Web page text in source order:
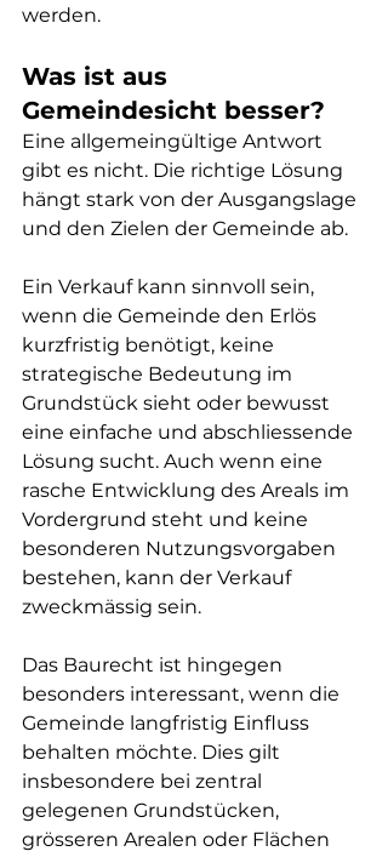
werden.
Was ist aus
Gemeindesicht besser?
Eine allgemeingültige Antwort
gibt es nicht. Die richtige Lösung
hängt stark von der Ausgangslage
und den Zielen der Gemeinde ab.
Ein Verkauf kann sinnvoll sein,
wenn die Gemeinde den Erlös
kurzfristig benötigt, keine
strategische Bedeutung im
Grundstück sieht oder bewusst
eine einfache und abschliessende
Lösung sucht. Auch wenn eine
rasche Entwicklung des Areals im
Vordergrund steht und keine
besonderen Nutzungsvorgaben
bestehen, kann der Verkauf
zweckmässig sein.
Das Baurecht ist hingegen
besonders interessant, wenn die
Gemeinde langfristig Einfluss
behalten möchte. Dies gilt
insbesondere bei zentral
gelegenen Grundstücken,
grösseren Arealen oder Flächen